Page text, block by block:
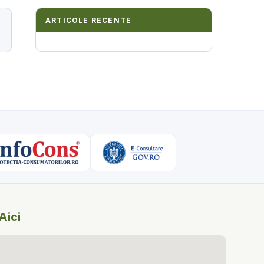
ARTICOLE RECENTE